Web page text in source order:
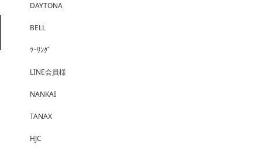
DAYTONA
BELL
ﾂｰﾘﾝｸﾞ
LINE会員様
NANKAI
TANAX
HJC